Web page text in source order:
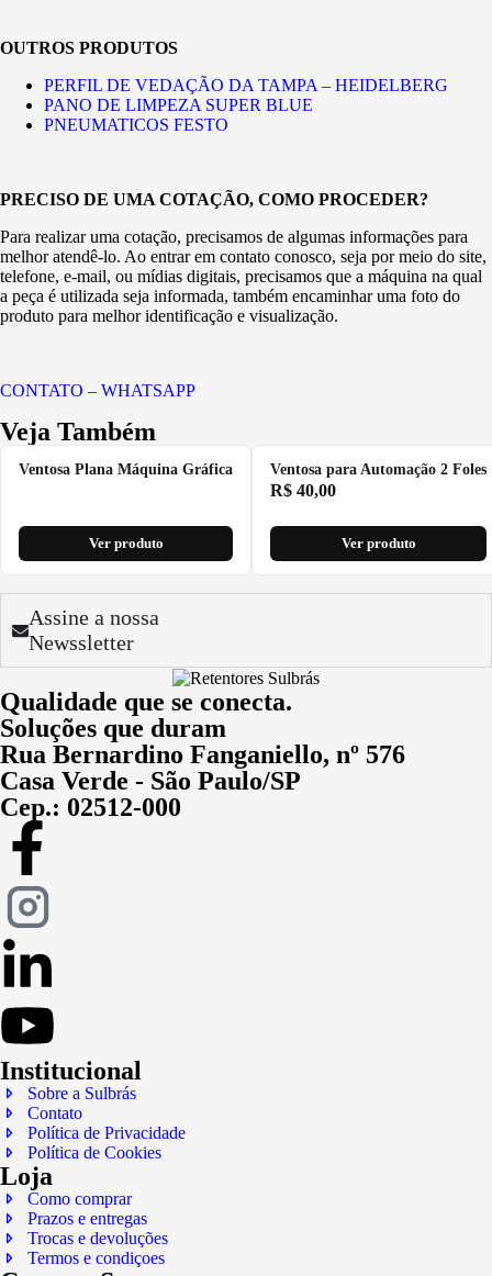
OUTROS PRODUTOS
PERFIL DE VEDAÇÃO DA TAMPA – HEIDELBERG
PANO DE LIMPEZA SUPER BLUE
PNEUMATICOS FESTO
PRECISO DE UMA COTAÇÃO, COMO PROCEDER?
Para realizar uma cotação, precisamos de algumas informações para
melhor atendê-lo. Ao entrar em contato conosco, seja por meio do site,
telefone, e-mail, ou mídias digitais, precisamos que a máquina na qual
a peça é utilizada seja informada, também encaminhar uma foto do
produto para melhor identificação e visualização.
CONTATO – WHATSAPP
Veja Também
Ventosa Plana Máquina Gráfica
Ver produto
Ventosa para Automação 2 Foles
R$ 40,00
Ver produto
Assine a nossa
Newssletter
Qualidade que se conecta.
Soluções que duram
Rua Bernardino Fanganiello, nº 576
Casa Verde - São Paulo/SP
Cep.: 02512-000
Institucional
Sobre a Sulbrás
Contato
Política de Privacidade
Política de Cookies
Loja
Como comprar
Prazos e entregas
Trocas e devoluções
Termos e condiçoes